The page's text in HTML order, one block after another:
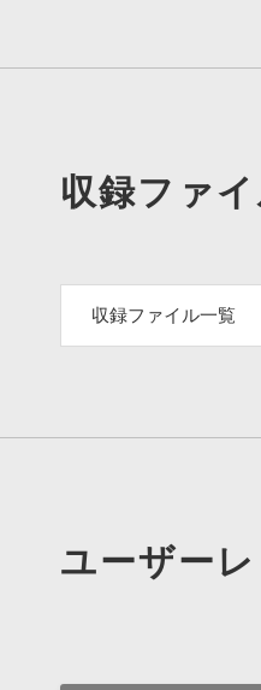
収録ファ
収録ファイル一覧
ユーザー